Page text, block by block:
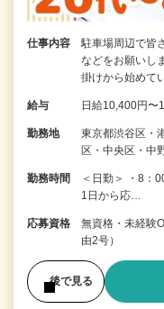
仕事内容
駐車場周辺で皆
などをお願いし
掛けから始めて
給与 日給10,400円〜
勤務地
東京都渋谷区・
区・中央区・中
勤務時間
＜日勤＞ ・8：
1日から応…
応募資格
無資格・未経験
由2号）
後で見る